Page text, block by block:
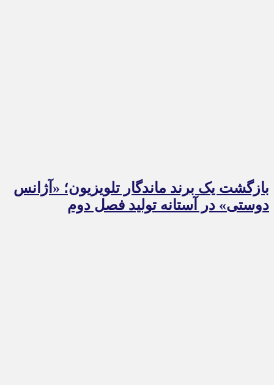
بازگشت یک برند ماندگار تلویزیون؛ «آژانس
دوستی» در آستانه تولید فصل دوم